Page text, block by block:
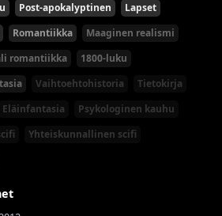
Post-apokalyptinen
Lapset
Romantiikka
Maaginen realismi
romantiikka
1800-luku
Vaihtoehtohistoria
Tietokirja
Eläinfantasia
Psykologinen kauhu
Yhteiskunnallinen scifi